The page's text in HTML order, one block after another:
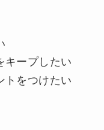
キープしたい
トをつけたい